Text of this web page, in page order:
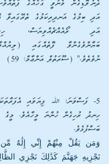
ނުވެތެވެ.” (ސޫރަތުލް އަންޢާމް: 59)
ބަސްފުޅެވެ.
نَجْزِيهِ جَهَنَّمَ كَذَٰلِكَ نَجْزِي